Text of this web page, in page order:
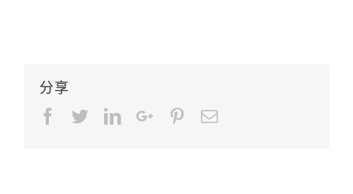
分享
Facebook
TwitterLinkedInGoogle+Pinterest
Email